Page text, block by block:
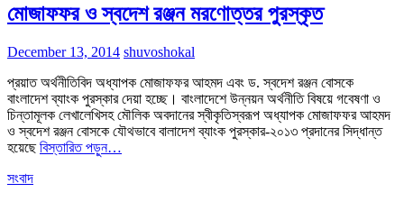
মোজাফফর ও স্বদেশ রঞ্জন মরণোত্তর পুরস্কৃত
December 13, 2014 shuvoshokal
প্রয়াত অর্থনীতিবিদ অধ্যাপক মোজাফফর আহমদ এবং ড. স্বদেশ রঞ্জন বোসকে
বাংলাদেশ ব্যাংক পুরস্কার দেয়া হচ্ছে। বাংলাদেশে উন্নয়ন অর্থনীতি বিষয়ে গবেষণা ও
চিন্তামূলক লেখালেখিসহ মৌলিক অবদানের স্বীকৃতিস্বরূপ অধ্যাপক মোজাফফর আহমদ
ও স্বদেশ রঞ্জন বোসকে যৌথভাবে বালাদেশ ব্যাংক পুরস্কার-২০১৩ প্রদানের সিদ্ধান্ত
হয়েছেবিস্তারিত পড়ুন…
সংবাদ